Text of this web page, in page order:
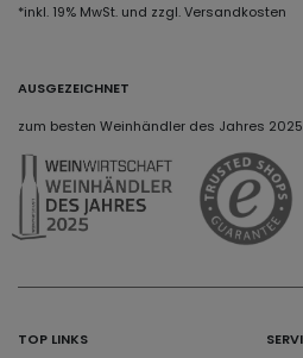
*inkl. 19% MwSt. und zzgl. Versandkosten
AUSGEZEICHNET
zum besten Weinhändler des Jahres
TOP LINKS